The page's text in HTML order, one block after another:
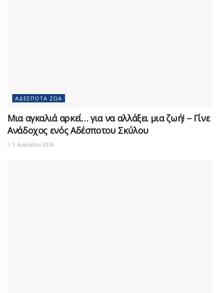
ΑΔΈΣΠΟΤΑ ΖΏΑ
Μια αγκαλιά αρκεί… για να αλλάξει μια ζωή! – Γίνε
Ανάδοχος ενός Αδέσποτου Σκύλου
5 Αυγούστου 2026